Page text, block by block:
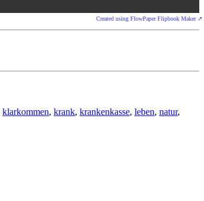
Created using FlowPaper Flipbook Maker ↗
klarkommen, krank, krankenkasse, leben, natur,